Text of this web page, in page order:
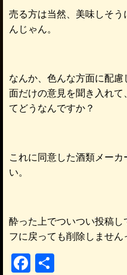
売る方は当然、美味しそ
んじゃん。
なんか、色んな方面に配
面だけの意見を聞き入れ
てどうなんですか？
これに同意した酒類メー
い。
酔った上でついつい投稿
フに戻っても削除しません
F